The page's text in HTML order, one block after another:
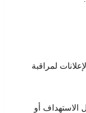
لمراقبة
الاستهداف أو